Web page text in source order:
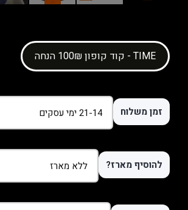
קוד קופון 100₪ הנחה - TIME
זמן משלוח
להוסיף מארז?